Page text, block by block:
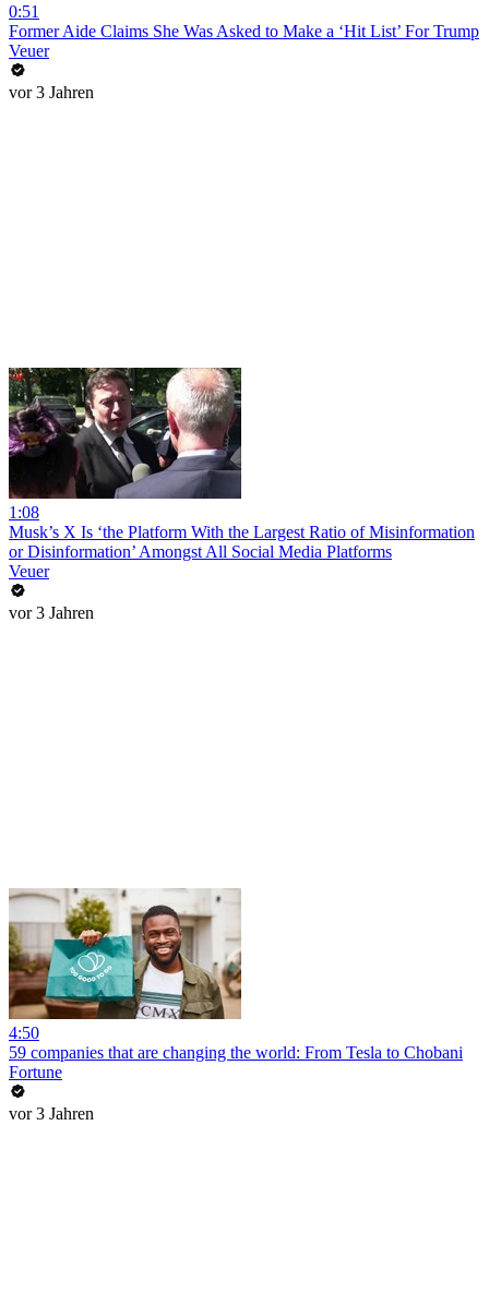
0:51
Former Aide Claims She Was Asked to Make a ‘Hit List’ For Trump
Veuer
vor 3 Jahren
1:08
Musk’s X Is ‘the Platform With the Largest Ratio of Misinformation
or Disinformation’ Amongst All Social Media Platforms
Veuer
vor 3 Jahren
4:50
59 companies that are changing the world: From Tesla to Chobani
Fortune
vor 3 Jahren